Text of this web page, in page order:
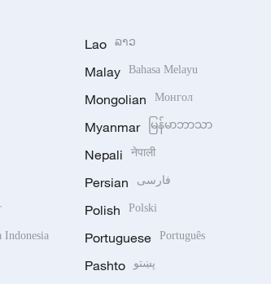
Indonesia
Lao ລາວ
Malay Bahasa Melayu
Mongolian Монгол
Myanmar မြန်မာဘာသာ
Nepali नेपाली
Persian فارسی
Polish Polski
Portuguese Português
Pashto پښتو